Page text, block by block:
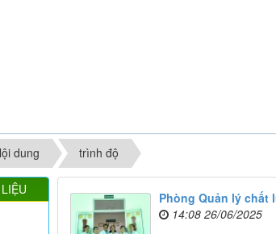
dung trình độ
Phòng Quản lý chất
14:08 26/06/2025